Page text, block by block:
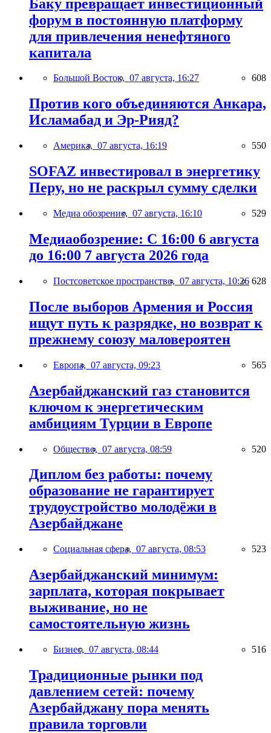
Баку превращает инвестиционный
форум в постоянную платформу
для привлечения ненефтяного
капитала
Большой Восток, 07 августа, 16:27 608
Против кого объединяются Анкара,
Исламабад и Эр-Рияд?
Америка, 07 августа, 16:19 550
SOFAZ инвестировал в энергетику
Перу, но не раскрыл сумму сделки
Медиа обозрение, 07 августа, 16:10 529
Медиаобозрение: С 16:00 6 августа
до 16:00 7 августа 2026 года
Постсоветское пространство, 07 августа, 10:26 628
После выборов Армения и Россия
ищут путь к разрядке, но возврат к
прежнему союзу маловероятен
Европа, 07 августа, 09:23 565
Азербайджанский газ становится
ключом к энергетическим
амбициям Турции в Европе
Общество, 07 августа, 08:59 520
Диплом без работы: почему
образование не гарантирует
трудоустройство молодёжи в
Азербайджане
Социальная сфера, 07 августа, 08:53 523
Азербайджанский минимум:
зарплата, которая покрывает
выживание, но не
самостоятельную жизнь
Бизнес, 07 августа, 08:44 516
Традиционные рынки под
давлением сетей: почему
Азербайджану пора менять
правила торговли